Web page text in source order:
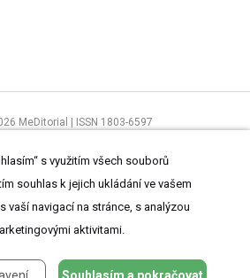
MeDitorial | ISSN 1803-6597
aZásady zpracování osobních údajů
s využitím všech souborů
souhlas k jejich ukládání ve vašem
vaší navigací na stránce, s analýzou
aktivitami.